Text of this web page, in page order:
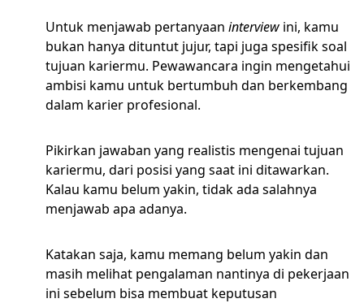
Untuk menjawab pertanyaan interview ini, kamu
bukan hanya dituntut jujur, tapi juga spesifik soal
tujuan kariermu. Pewawancara ingin mengetahui
ambisi kamu untuk bertumbuh dan berkembang
dalam karier profesional.
Pikirkan jawaban yang realistis mengenai tujuan
kariermu, dari posisi yang saat ini ditawarkan.
Kalau kamu belum yakin, tidak ada salahnya
menjawab apa adanya.
Katakan saja, kamu memang belum yakin dan
masih melihat pengalaman nantinya di pekerjaan
ini sebelum bisa membuat keputusan